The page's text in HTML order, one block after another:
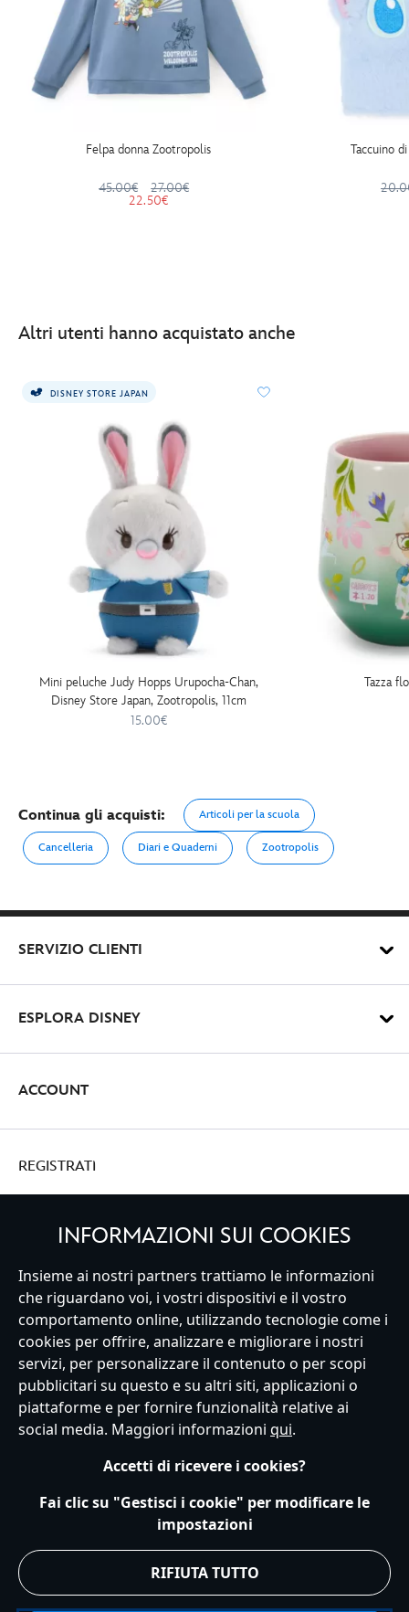
Felpa donna Zootropolis
45.00€
27.00€
22.50€
Taccuino
Altri utenti hanno acquistato anche
DISNEY STORE JAPAN
Mini peluche Judy Hopps Urupocha-Chan,
Disney Store Japan, Zootropolis, 11cm
15.00€
Tazza
Continua gli acquisti: Articoli per la scuola
Cancelleria Diari e Quaderni Zootropolis
SERVIZIO CLIENTI
ESPLORA DISNEY
ACCOUNT
REGISTRATI
Italy
Servizio Clienti Termini d'Uso Trova Negozio
Mappa del Sito
Normativa Europea sul trattamento dei dati personali
Informativa sulla privacy
Politica dei Cookie
Informativa sulla privacy UE
Termini e Condizioni generali
Gestisci le impostazioni dei Cookies
s172 Statements
INFORMAZIONI SUI COOKIES
Insieme ai nostri partners trattiamo le informazioni
che riguardano voi, i vostri dispositivi e il vostro
comportamento online, utilizzando tecnologie come i
cookies per offrire, analizzare e migliorare i nostri
servizi, per personalizzare il contenuto o per scopi
pubblicitari su questo e su altri siti, applicazioni o
piattaforme e per fornire funzionalità relative ai
social media. Maggiori informazioni qui.
Accetti di ricevere i cookies?
Fai clic su "Gestisci i cookie" per modificare le
impostazioni
RIFIUTA TUTTO